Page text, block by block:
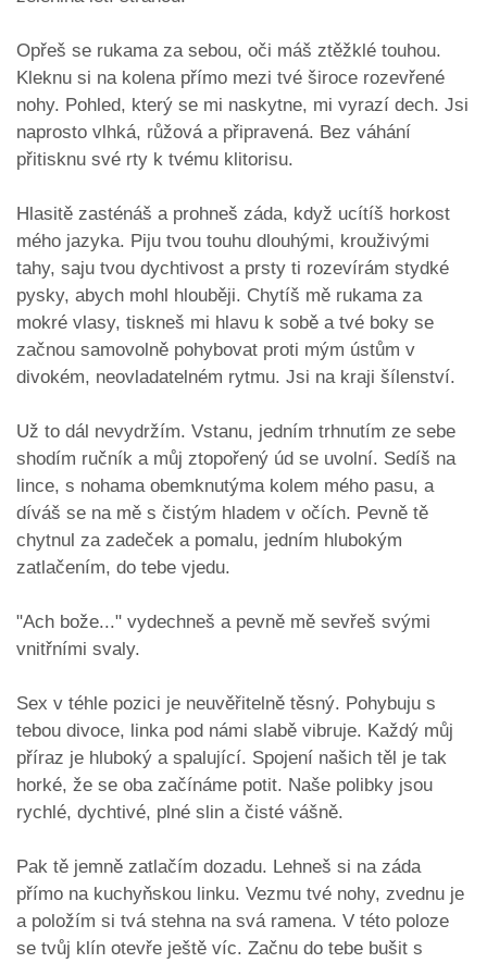
​Opřeš se rukama za sebou, oči máš ztěžklé touhou.
Kleknu si na kolena přímo mezi tvé široce rozevřené
nohy. Pohled, který se mi naskytne, mi vyrazí dech. Jsi
naprosto vlhká, růžová a připravená. Bez váhání
přitisknu své rty k tvému klitorisu.
​Hlasitě zasténáš a prohneš záda, když ucítíš horkost
mého jazyka. Piju tvou touhu dlouhými, krouživými
tahy, saju tvou dychtivost a prsty ti rozevírám stydké
pysky, abych mohl hlouběji. Chytíš mě rukama za
mokré vlasy, tiskneš mi hlavu k sobě a tvé boky se
začnou samovolně pohybovat proti mým ústům v
divokém, neovladatelném rytmu. Jsi na kraji šílenství.
​Už to dál nevydržím. Vstanu, jedním trhnutím ze sebe
shodím ručník a můj ztopořený úd se uvolní. Sedíš na
lince, s nohama obemknutýma kolem mého pasu, a
díváš se na mě s čistým hladem v očích. Pevně tě
chytnul za zadeček a pomalu, jedním hlubokým
zatlačením, do tebe vjedu.
​"Ach bože..." vydechneš a pevně mě sevřeš svými
vnitřními svaly.
​Sex v téhle pozici je neuvěřitelně těsný. Pohybuju s
tebou divoce, linka pod námi slabě vibruje. Každý můj
příraz je hluboký a spalující. Spojení našich těl je tak
horké, že se oba začínáme potit. Naše polibky jsou
rychlé, dychtivé, plné slin a čisté vášně.
​Pak tě jemně zatlačím dozadu. Lehneš si na záda
přímo na kuchyňskou linku. Vezmu tvé nohy, zvednu je
a položím si tvá stehna na svá ramena. V této poloze
se tvůj klín otevře ještě víc. Začnu do tebe bušit s